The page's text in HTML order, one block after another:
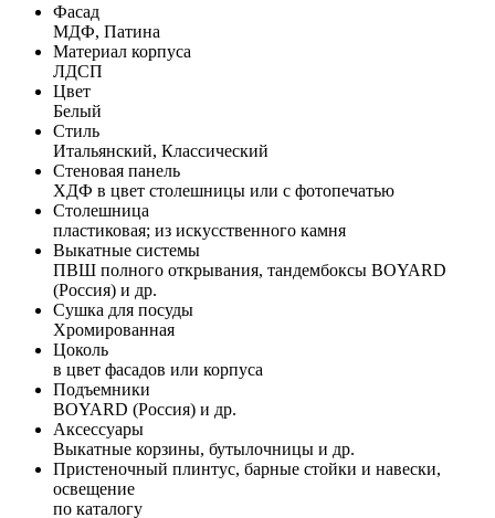
Фасад
МДФ, Патина
Материал корпуса
ЛДСП
Цвет
Белый
Стиль
Итальянский, Классический
Стеновая панель
ХДФ в цвет столешницы или с фотопечатью
Столешница
пластиковая; из искусственного камня
Выкатные системы
ПВШ полного открывания, тандембоксы BOYARD
(Россия) и др.
Сушка для посуды
Хромированная
Цоколь
в цвет фасадов или корпуса
Подъемники
BOYARD (Россия) и др.
Аксессуары
Выкатные корзины, бутылочницы и др.
Пристеночный плинтус, барные стойки и навески,
освещение
по каталогу